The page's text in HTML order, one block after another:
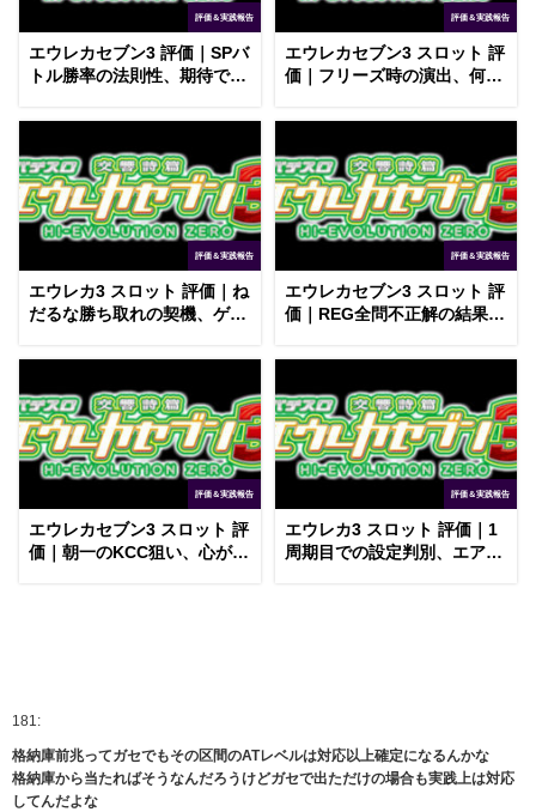
評価＆実践報告
エウレカセブン3 評価｜SPバ
トル勝率の法則性、期待でき
評価＆実践報告
エウレカセブン3 スロット 評
価｜フリーズ時の演出、何と
評価＆実践報告
エウレカ3 スロット 評価｜ね
だるな勝ち取れの契機、ゲー
評価＆実践報告
エウレカセブン3 スロット 評
価｜REG全問不正解の結果、
評価＆実践報告
エウレカセブン3 スロット 評
価｜朝一のKCC狙い、心が折
評価＆実践報告
エウレカ3 スロット 評価｜1
周期目での設定判別、エアー
181:
格納庫前兆ってガセでもその区間のATレベルは対応以上確定になるんかな
格納庫から当たればそうなんだろうけどガセで出ただけの場合も実践上は対応
してんだよな